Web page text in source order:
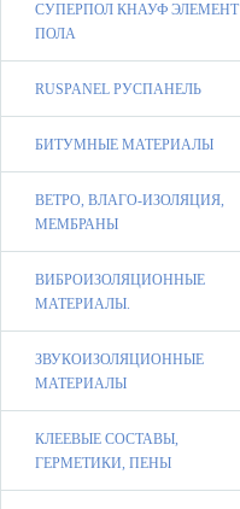
СУПЕРПОЛ КНАУФ ЭЛЕМЕНТ
ПОЛА
RUSPANEL РУСПАНЕЛЬ
БИТУМНЫЕ МАТЕРИАЛЫ
ВЕТРО, ВЛАГО-ИЗОЛЯЦИЯ,
МЕМБРАНЫ
ВИБРОИЗОЛЯЦИОННЫЕ
МАТЕРИАЛЫ.
ЗВУКОИЗОЛЯЦИОННЫЕ
МАТЕРИАЛЫ
КЛЕЕВЫЕ СОСТАВЫ,
ГЕРМЕТИКИ, ПЕНЫ